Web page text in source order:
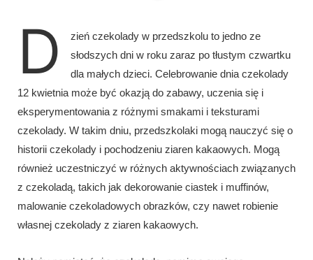
D
zień czekolady w przedszkolu to jedno ze
słodszych dni w roku zaraz po tłustym czwartku
dla małych dzieci. Celebrowanie dnia czekolady
12 kwietnia może być okazją do zabawy, uczenia się i
eksperymentowania z różnymi smakami i teksturami
czekolady. W takim dniu, przedszkolaki mogą nauczyć się o
historii czekolady i pochodzeniu ziaren kakaowych. Mogą
również uczestniczyć w różnych aktywnościach związanych
z czekoladą, takich jak dekorowanie ciastek i muffinów,
malowanie czekoladowych obrazków, czy nawet robienie
własnej czekolady z ziaren kakaowych.